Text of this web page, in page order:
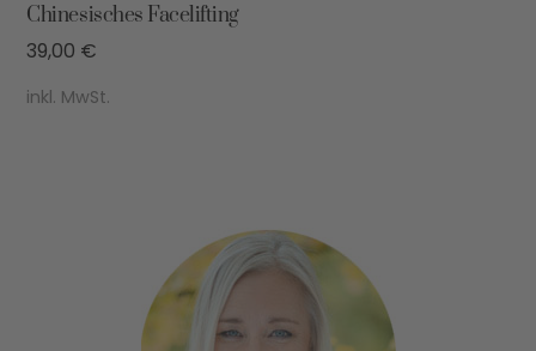
Chinesisches Facelifting
39,00 €
inkl. MwSt.